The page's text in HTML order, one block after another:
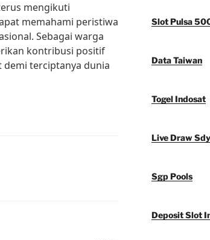
mengikuti
memahami peristiwa
Sebagai warga
kontribusi positif
terciptanya dunia
Slot Pulsa
Data Taiwan
Togel Indosat
Live Draw Sdy
Sgp Pools
Deposit Slot